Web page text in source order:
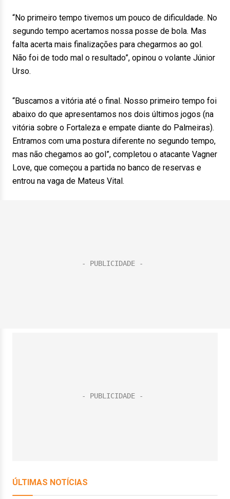
“No primeiro tempo tivemos um pouco de dificuldade. No
segundo tempo acertamos nossa posse de bola. Mas
falta acerta mais finalizações para chegarmos ao gol.
Não foi de todo mal o resultado”, opinou o volante Júnior
Urso.
“Buscamos a vitória até o final. Nosso primeiro tempo foi
abaixo do que apresentamos nos dois últimos jogos (na
vitória sobre o Fortaleza e empate diante do Palmeiras).
Entramos com uma postura diferente no segundo tempo,
mas não chegamos ao gol”, completou o atacante Vagner
Love, que começou a partida no banco de reservas e
entrou na vaga de Mateus Vital.